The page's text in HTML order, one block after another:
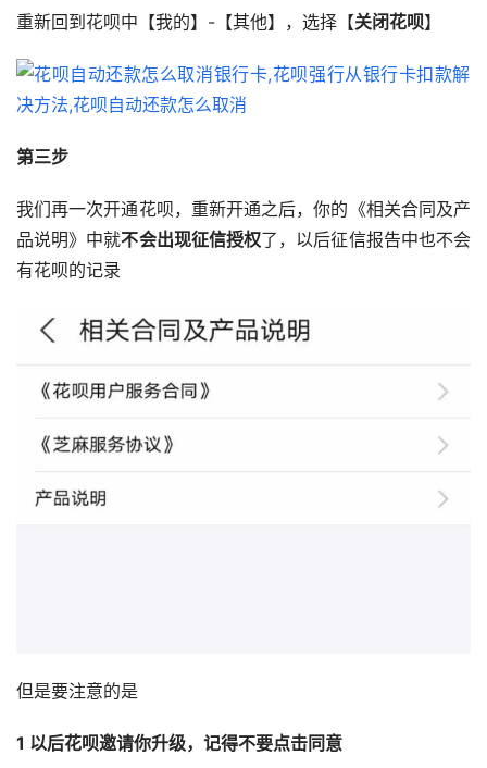
重新回到花呗中【我的】-【其他】，选择【关闭花呗】
第三步
我们再一次开通花呗，重新开通之后，你的《相关合同及产
品说明》中就不会出现征信授权了，以后征信报告中也不会
有花呗的记录
但是要注意的是
1 以后花呗邀请你升级，记得不要点击同意